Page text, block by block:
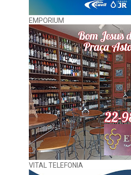
EMPORIUM
VITAL TELEFONIA